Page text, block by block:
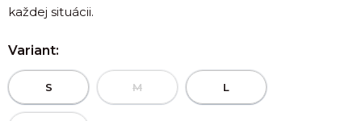
každej situácii.
Variant:
S M L